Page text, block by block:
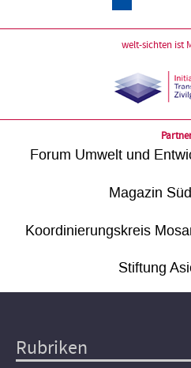
welt-sichten ist
Forum Umwelt und
Magazin
Koordinierungskreis
Stiftung
Hauptnavigation
Rubriken